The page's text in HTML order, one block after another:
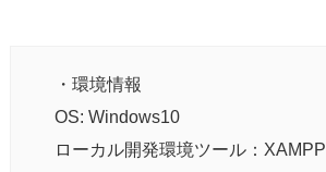
・環境情報
OS: Windows10
ローカル開発環境ツール：XAMPP